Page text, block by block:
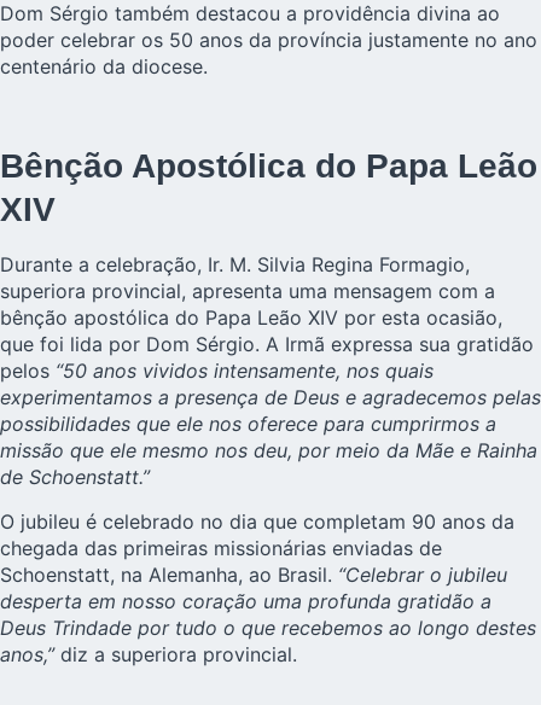
Dom Sérgio também destacou a providência divina ao
poder celebrar os 50 anos da província justamente no ano
centenário da diocese.
Bênção Apostólica do Papa Leão
XIV
Durante a celebração, Ir. M. Silvia Regina Formagio,
superiora provincial, apresenta uma mensagem com a
bênção apostólica do Papa Leão XIV por esta ocasião,
que foi lida por Dom Sérgio. A Irmã expressa sua gratidão
pelos “50 anos vividos intensamente, nos quais
experimentamos a presença de Deus e agradecemos pelas
possibilidades que ele nos oferece para cumprirmos a
missão que ele mesmo nos deu, por meio da Mãe e Rainha
de Schoenstatt.”
O jubileu é celebrado no dia que completam 90 anos da
chegada das primeiras missionárias enviadas de
Schoenstatt, na Alemanha, ao Brasil. “Celebrar o jubileu
desperta em nosso coração uma profunda gratidão a
Deus Trindade por tudo o que recebemos ao longo destes
anos,” diz a superiora provincial.